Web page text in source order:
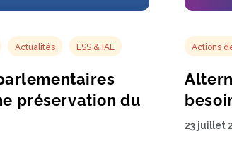
Actualités ESS & IAE
préservation du
Actions
23 juillet